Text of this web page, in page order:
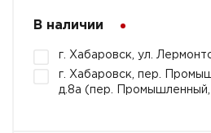
В наличии
г. Хабаровск, ул.
г. Хабаровск, пер.
д.8а (пер. Промышленный,